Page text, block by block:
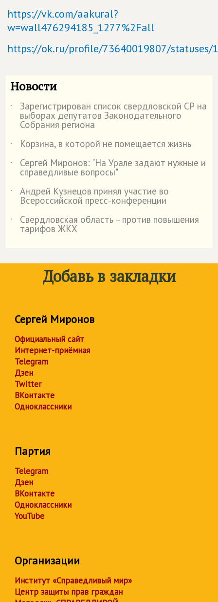
https://vk.com/aakural?
w=wall476294185_1277%2Fall
https://ok.ru/profile/73640019807/statuses/
Новости
˙ Зарегистрирован список свердловской СР на
выборах депутатов Законодательного
Собрания региона
˙
Корзина, в которой не помещается жизнь
˙
Сергей Миронов: "На Урале задают нужные и
справедливые вопросы"
˙
Андрей Кузнецов принял участие во
Всероссийской пресс-конференции
˙
Свердловская область – против повышения
тарифов ЖКХ
Добавь в закладки
Сергей Миронов
Официальный сайт
Интернет-приёмная
Telegram
Дзен
Twitter
ВКонтакте
Одноклассники
Партия
Telegram
Дзен
ВКонтакте
Одноклассники
YouTube
Организации
Институт «Справедливый мир»
Центр защиты прав граждан